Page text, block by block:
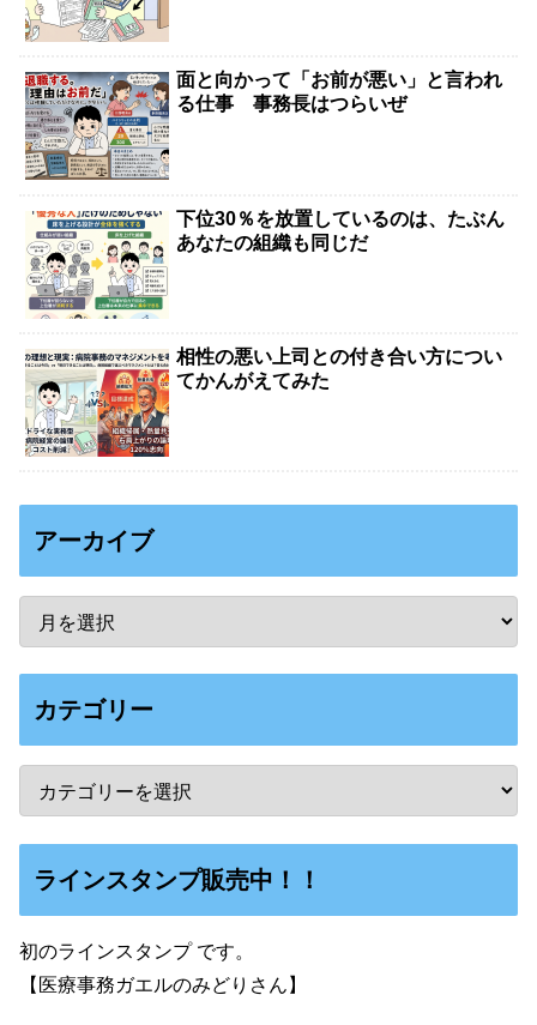
面と向かって「お前が悪い」と言われ
る仕事 事務長はつらいぜ
下位30％を放置しているのは、たぶん
あなたの組織も同じだ
相性の悪い上司との付き合い方につい
てかんがえてみた
アーカイブ
カテゴリー
ラインスタンプ販売中！！
初のラインスタンプ です。
【医療事務ガエルのみどりさん】